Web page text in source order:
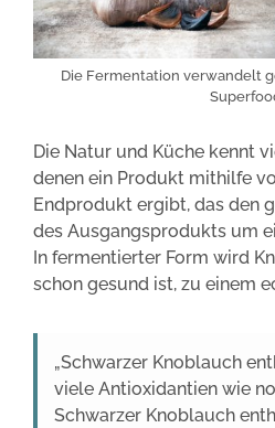
Die Fermentation verwandelt
Die Natur und Küche kennt
denen ein Produkt mithilfe
Endprodukt ergibt, das den
des Ausgangsprodukts um
In fermentierter Form wird
schon gesund ist, zu einem
„Schwarzer Knoblauch
viele Antioxidantien wie
Schwarzer Knoblauch